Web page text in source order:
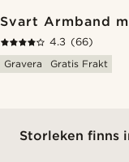
Svart Armband
4.3 (66)
Gravera
Gratis Frakt
Storleken finns